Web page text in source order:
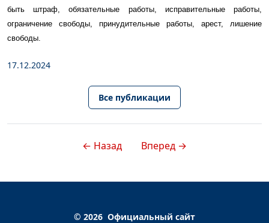
быть штраф, обязательные работы, исправительные работы,
ограничение свободы, принудительные работы, арест, лишение
свободы.
17.12.2024
Все публикации
← Назад Вперед →
© 2026 Официальный сайт